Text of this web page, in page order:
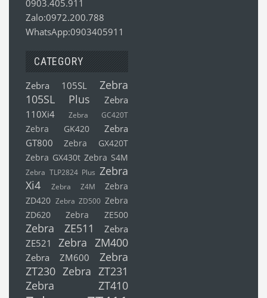
0903.405.911
Zalo:0972.200.788
WhatsApp:0903405911
CATEGORY
Zebra 105SL
Zebra
105SL Plus
Zebra
110Xi4
Zebra GC420T
Zebra GK420
Zebra
GT800
Zebra GX420T
Zebra GX430t Zebra S4M
Zebra TLP2824 Plus Zebra
Xi4
Zebra Z4M
Zebra
ZD420 Zebra ZD500 Zebra
ZD620
Zebra ZE500
Zebra ZE511
Zebra
ZE521
Zebra ZM400
Zebra ZM600
Zebra
ZT230 Zebra ZT231
Zebra ZT410